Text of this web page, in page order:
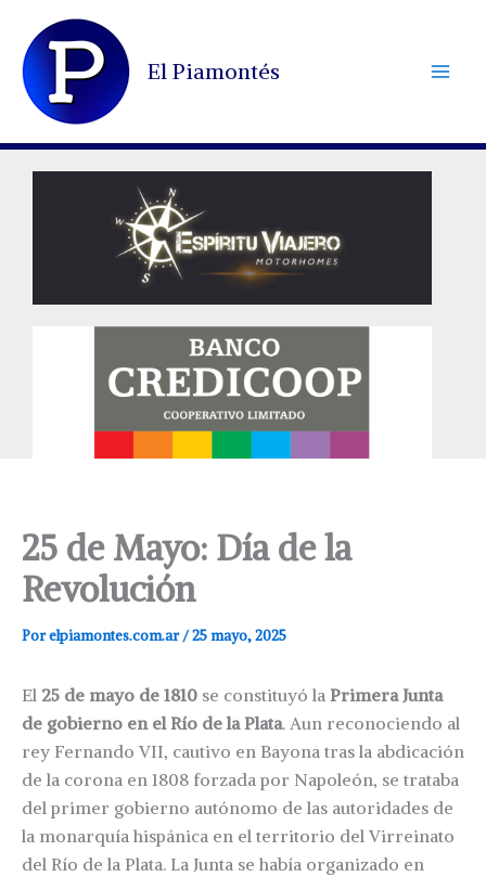
contenido
El Piamontés
25 de Mayo: Día de la
Revolución
Porelpiamontes.com.ar/25 mayo, 2025
El 25 de mayo de 1810 se constituyó la Primera Junta
de gobierno en el Río de la Plata. Aun reconociendo al
rey Fernando VII, cautivo en Bayona tras la abdicación
de la corona en 1808 forzada por Napoleón, se trataba
del primer gobierno autónomo de las autoridades de
la monarquía hispánica en el territorio del Virreinato
del Río de la Plata. La Junta se había organizado en